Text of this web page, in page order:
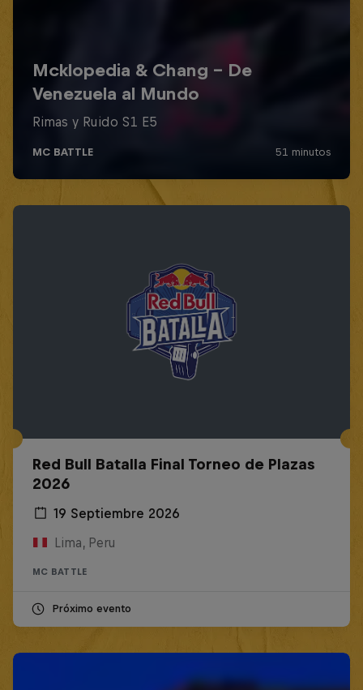
Red Bull Batalla Final Torneo de Plazas
2026
19 Septiembre 2026
Lima, Peru
MC BATTLE
Próximo evento